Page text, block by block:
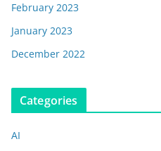
February 2023
January 2023
December 2022
Categories
AI